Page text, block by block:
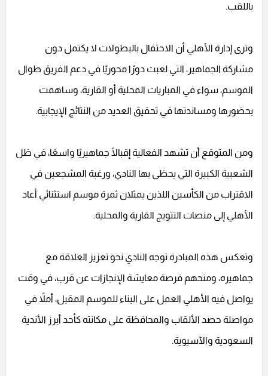
باللقب.
وترى إدارة الأهلي أن الاحتفال بالبطولات لا يكتمل دون
مشاركة الجماهير، التي لعبت دورًا محوريًا في دعم الفريق طوال
الموسم، سواء في المباريات المحلية أو القارية، وساهمت
بحضورها ومساندتها في تحقيق العديد من النتائج الإيجابية.
ومن المتوقع أن تشهد الفعالية إقبالًا جماهيريًا واسعًا، في ظل
الشعبية الكبيرة التي يحظى بها النادي، ورغبة المشجعين في
الاقتراب من الكأسين اللذين يمثلان ثمرة موسم استثنائي أعاد
الأهلي إلى منصات التتويج القارية والمحلية.
وتعكس هذه المبادرة توجه النادي نحو تعزيز العلاقة مع
جماهيره، ومنحهم فرصة معايشة الإنجازات عن قرب، في وقت
يواصل فيه الأهلي العمل على البناء للموسم المقبل، أملاً في
مواصلة حصد الألقاب والمحافظة على مكانته كأحد أبرز الأندية
السعودية والآسيوية.